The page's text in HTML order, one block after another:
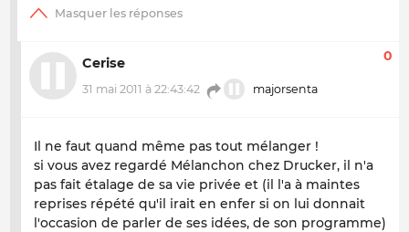
Cerise
31 mai 2011 à 22:43:42 majorsenta
0
Il ne faut quand même pas tout mélanger !
si vous avez regardé Mélanchon chez Drucker, il n'a
pas fait étalage de sa vie privée et (il l'a à maintes
reprises répété qu'il irait en enfer si on lui donnait
l'occasion de parler de ses idées, de son programme)